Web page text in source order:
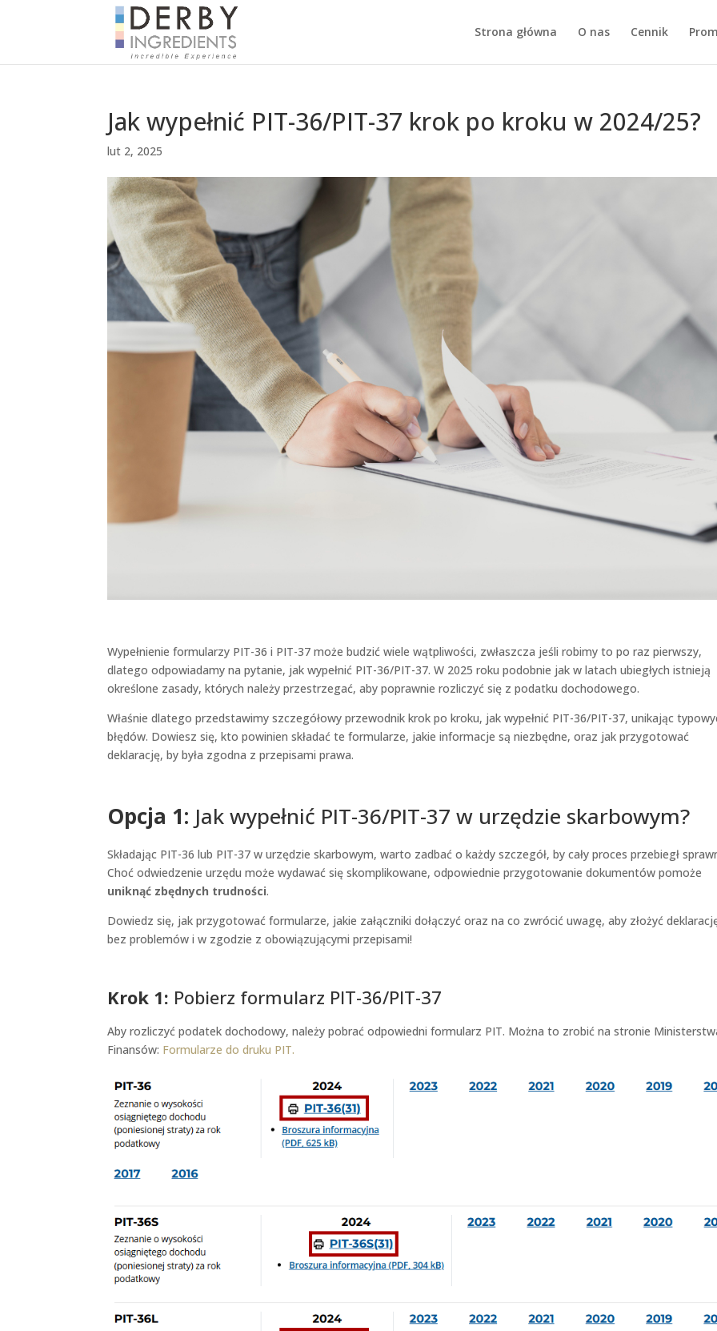
Strona główna O nas Cennik
Jak wypełnić PIT-36/PIT-37 krok po kroku w 2024/25?
lut 2, 2025
Wypełnienie formularzy PIT-36 i PIT-37 może budzić wiele wątpliwości, zwłaszcza jeśli robimy to po raz pierwszy,
dlatego odpowiadamy na pytanie, jak wypełnić PIT-36/PIT-37. W 2025 roku podobnie jak w latach ubiegłych istnieją
określone zasady, których należy przestrzegać, aby poprawnie rozliczyć się z podatku dochodowego.
Właśnie dlatego przedstawimy szczegółowy przewodnik krok po kroku, jak wypełnić PIT-36/PIT-37, unikając
błędów. Dowiesz się, kto powinien składać te formularze, jakie informacje są niezbędne, oraz jak przygotować
deklarację, by była zgodna z przepisami prawa.
Opcja 1: Jak wypełnić PIT-36/PIT-37 w urzędzie skarbowym?
Składając PIT-36 lub PIT-37 w urzędzie skarbowym, warto zadbać o każdy szczegół, by cały proces przebiegł
Choć odwiedzenie urzędu może wydawać się skomplikowane, odpowiednie przygotowanie dokumentów pomoże
uniknąć zbędnych trudności.
Dowiedz się, jak przygotować formularze, jakie załączniki dołączyć oraz na co zwrócić uwagę, aby złożyć
bez problemów i w zgodzie z obowiązującymi przepisami!
Krok 1: Pobierz formularz PIT-36/PIT-37
Aby rozliczyć podatek dochodowy, należy pobrać odpowiedni formularz PIT. Można to zrobić na stronie
Finansów: Formularze do druku PIT.